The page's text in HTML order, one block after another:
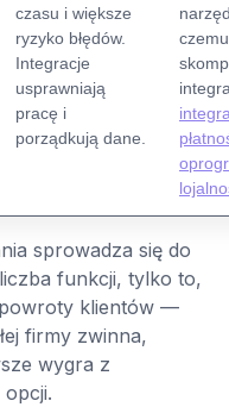
czasu i większe
ryzyko błędów.
Integracje
usprawniają
pracę i
porządkują dane.
sprowadza się do
funkcji, tylko to,
klientów —
firmy zwinna,
wygra z
opcji.